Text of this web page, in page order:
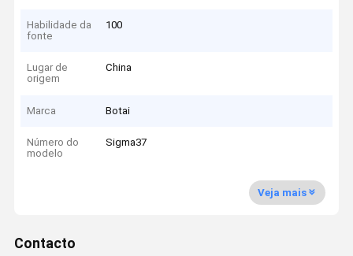
Habilidade da
fonte
100
Lugar de
origem
China
Marca Botai
Número do
modelo
Sigma37
Veja mais
Contacto